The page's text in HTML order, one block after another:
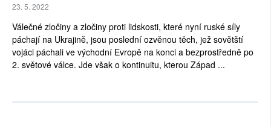
23. 5. 2022
Válečné zločiny a zločiny proti lidskosti, které nyní ruské síly
páchají na Ukrajině, jsou poslední ozvěnou těch, jež sovětští
vojáci páchali ve východní Evropě na konci a bezprostředně po
2. světové válce. Jde však o kontinuitu, kterou Západ ...